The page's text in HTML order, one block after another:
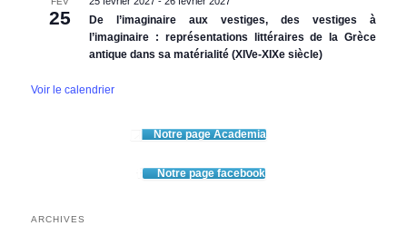
25
De l’imaginaire aux vestiges, des vestiges à
l’imaginaire : représentations littéraires de la Grèce
antique dans sa matérialité (XIVe-XIXe siècle)
Voir le calendrier
Notre page Academia
Notre page facebook
ARCHIVES